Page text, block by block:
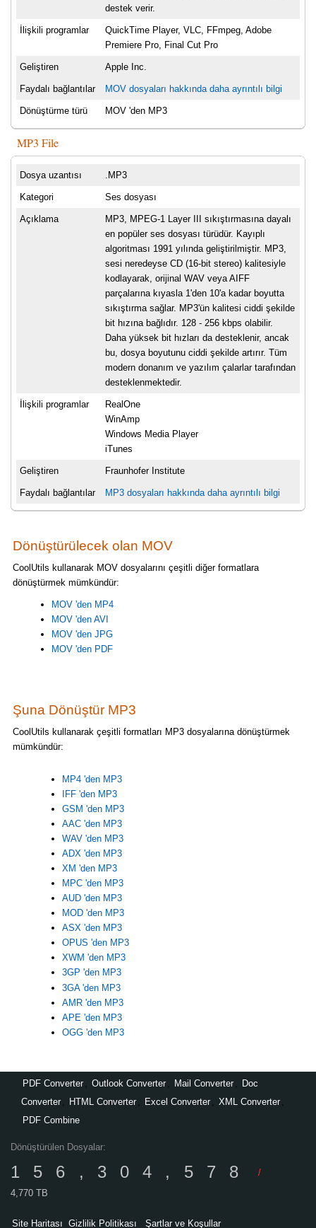
destek verir.
İlişkili programlar
QuickTime Player, VLC, FFmpeg, Adobe
Premiere Pro, Final Cut Pro
Geliştiren Apple Inc.
Faydalı bağlantılar MOV dosyaları hakkında daha ayrıntılı bilgi
Dönüştürme türü MOV 'den MP3
MP3 File
Dosya uzantısı .MP3
Kategori Ses dosyası
Açıklama
MP3, MPEG-1 Layer III sıkıştırmasına dayalı
en popüler ses dosyası türüdür. Kayıplı
algoritması 1991 yılında geliştirilmiştir. MP3,
sesi neredeyse CD (16-bit stereo) kalitesiyle
kodlayarak, orijinal WAV veya AIFF
parçalarına kıyasla 1'den 10'a kadar boyutta
sıkıştırma sağlar. MP3'ün kalitesi ciddi şekilde
bit hızına bağlıdır. 128 - 256 kbps olabilir.
Daha yüksek bit hızları da desteklenir, ancak
bu, dosya boyutunu ciddi şekilde artırır. Tüm
modern donanım ve yazılım çalarlar tarafından
desteklenmektedir.
İlişkili programlar
RealOne
WinAmp
Windows Media Player
iTunes
Geliştiren Fraunhofer Institute
Faydalı bağlantılar MP3 dosyaları hakkında daha ayrıntılı bilgi
Dönüştürülecek olan MOV
CoolUtils kullanarak MOV dosyalarını çeşitli diğer formatlara
dönüştürmek mümkündür:
MOV 'den MP4
MOV 'den AVI
MOV 'den JPG
MOV 'den PDF
Şuna Dönüştür MP3
CoolUtils kullanarak çeşitli formatları MP3 dosyalarına dönüştürmek
mümkündür:
MP4 'den MP3
IFF 'den MP3
GSM 'den MP3
AAC 'den MP3
WAV 'den MP3
ADX 'den MP3
XM 'den MP3
MPC 'den MP3
AUD 'den MP3
MOD 'den MP3
ASX 'den MP3
OPUS 'den MP3
XWM 'den MP3
3GP 'den MP3
3GA 'den MP3
AMR 'den MP3
APE 'den MP3
OGG 'den MP3
PDF Converter Outlook Converter Mail Converter
Doc
Converter
HTML Converter Excel Converter XML Converter
PDF Combine
Dönüştürülen Dosyalar:
156,304,578
/
4,770 TB
Site Haritası Gizlilik Politikası Şartlar ve Koşullar